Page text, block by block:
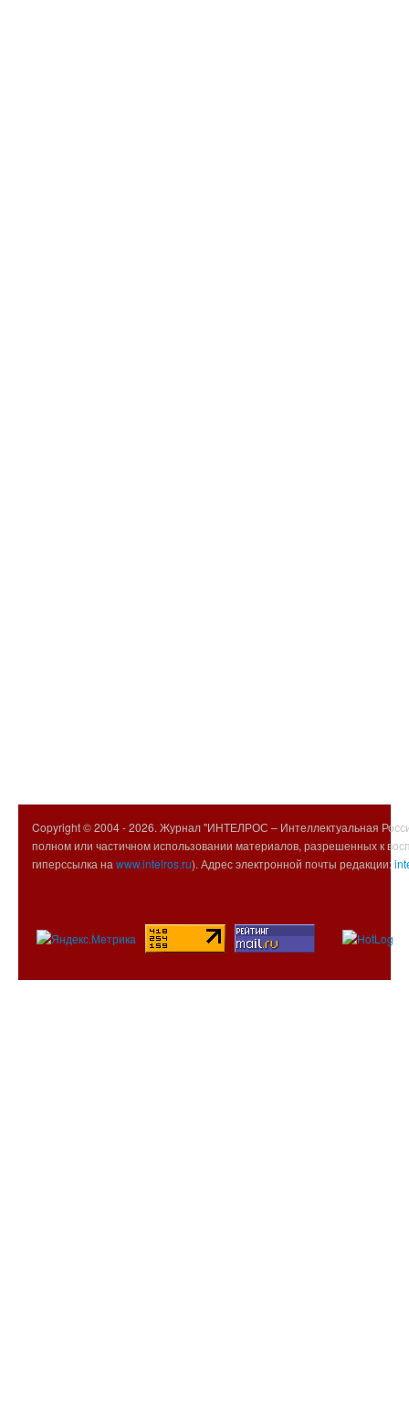
Copyright © 2004 -2026. Журнал "ИНТЕЛРОС – Интеллектуальная
полном или частичном использовании материалов, разрешенных к
гиперссылка на www.intelros.ru). Адрес электронной почты редакции: